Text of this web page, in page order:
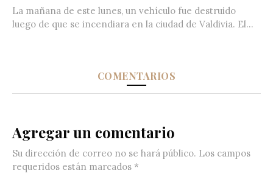
La mañana de este lunes, un vehículo fue destruido
luego de que se incendiara en la ciudad de Valdivia. El...
COMENTARIOS
Agregar un comentario
Su dirección de correo no se hará público. Los campos
requeridos están marcados *